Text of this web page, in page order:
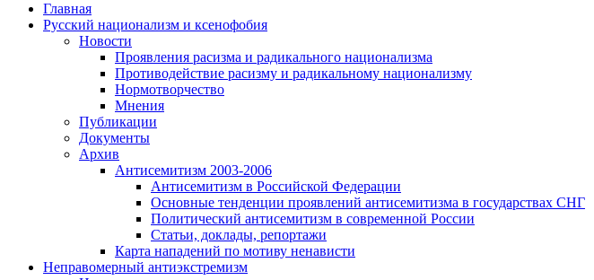
Главная
Русский национализм и ксенофобия
Новости
Проявления расизма и радикального национализма
Противодействие расизму и радикальному национализму
Нормотворчество
Мнения
Публикации
Документы
Архив
Антисемитизм 2003-2006
Антисемитизм в Российской Федерации
Основные тенденции проявлений антисемитизма в государствах СНГ
Политический антисемитизм в современной России
Статьи, доклады, репортажи
Карта нападений по мотиву ненависти
Неправомерный антиэкстремизм